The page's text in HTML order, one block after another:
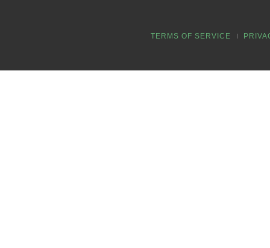
TERMS OF SERVICE